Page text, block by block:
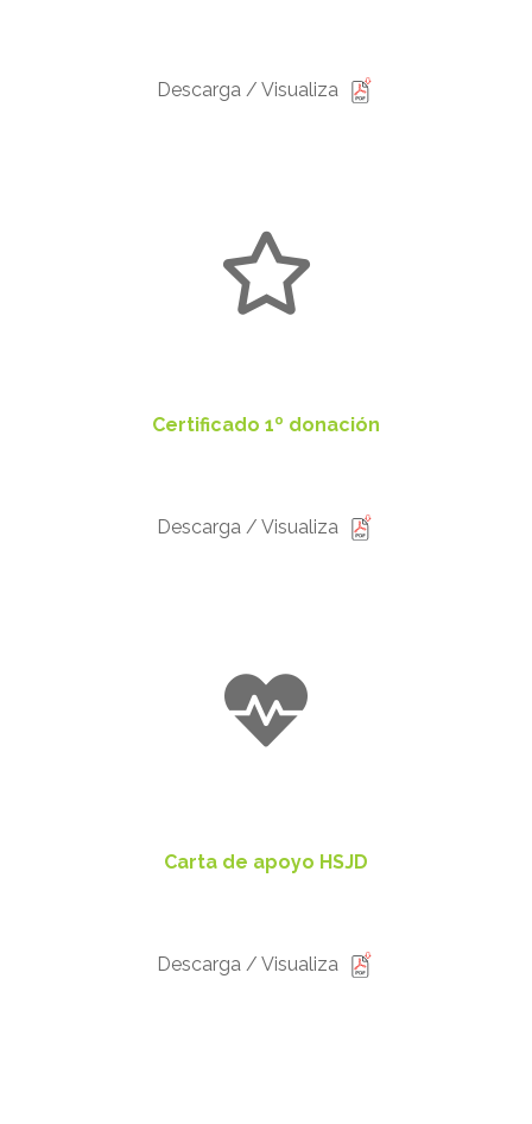
Descarga / Visualiza
Certificado 1º donación
Descarga / Visualiza
Carta de apoyo HSJD
Descarga / Visualiza